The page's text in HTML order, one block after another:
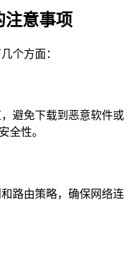
注意事项
个方面：
避免下载到恶意软件或
全性。
路由策略，确保网络连